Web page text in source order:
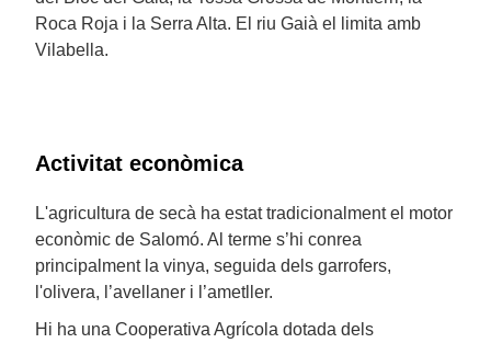
Roca Roja i la Serra Alta. El riu Gaià el limita amb
Vilabella.
Activitat econòmica
L'agricultura de secà ha estat tradicionalment el motor
econòmic de Salomó. Al terme s’hi conrea
principalment la vinya, seguida dels garrofers,
l'olivera, l’avellaner i l’ametller.
Hi ha una Cooperativa Agrícola dotada dels